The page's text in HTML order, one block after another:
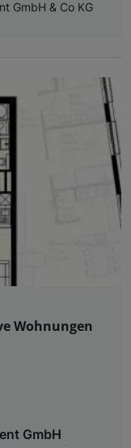
GmbH & Co KG
Wohnungen
GmbH